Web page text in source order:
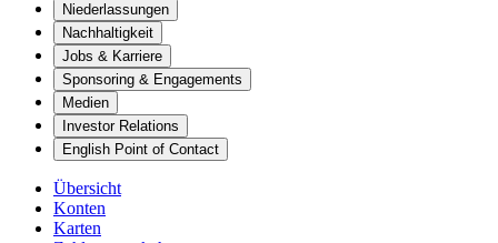
Niederlassungen
Nachhaltigkeit
Jobs & Karriere
Sponsoring & Engagements
Medien
Investor Relations
English Point of Contact
Übersicht
Konten
Karten